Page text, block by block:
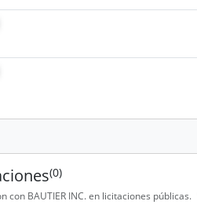
(0)
con BAUTIER INC. en licitaciones públicas.